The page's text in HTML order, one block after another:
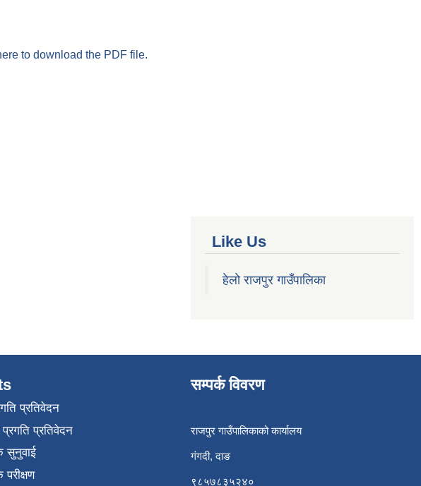
to download the PDF file.
Like Us
हेलो राजपुर गाउँपालिका
प्रतिवेदन
प्रतिवेदन
सुनुवाई
परीक्षण
सम्पर्क विवरण
राजपुर गाउँपालिकाको कार्यालय
गंगदी, दाङ
९८५७८३५२४०